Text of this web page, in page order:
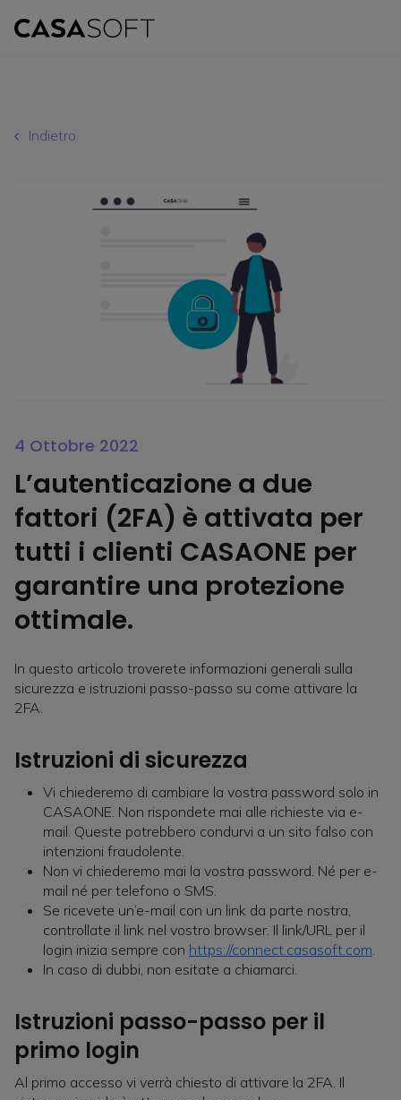
Indietro
4 Ottobre 2022
L’autenticazione a due
fattori (2FA) è attivata per
tutti i clienti CASAONE per
garantire una protezione
ottimale.
In questo articolo troverete informazioni generali sulla
sicurezza e istruzioni passo-passo su come attivare la
2FA.
Istruzioni di sicurezza
Vi chiederemo di cambiare la vostra password solo in
CASAONE. Non rispondete mai alle richieste via e-
mail. Queste potrebbero condurvi a un sito falso con
intenzioni fraudolente.
Non vi chiederemo mai la vostra password. Né per e-
mail né per telefono o SMS.
Se ricevete un’e-mail con un link da parte nostra,
controllate il link nel vostro browser. Il link/URL per il
login inizia sempre con https://connect.casasoft.com.
In caso di dubbi, non esitate a chiamarci.
Istruzioni passo-passo per il
primo login
Al primo accesso vi verrà chiesto di attivare la 2FA. Il